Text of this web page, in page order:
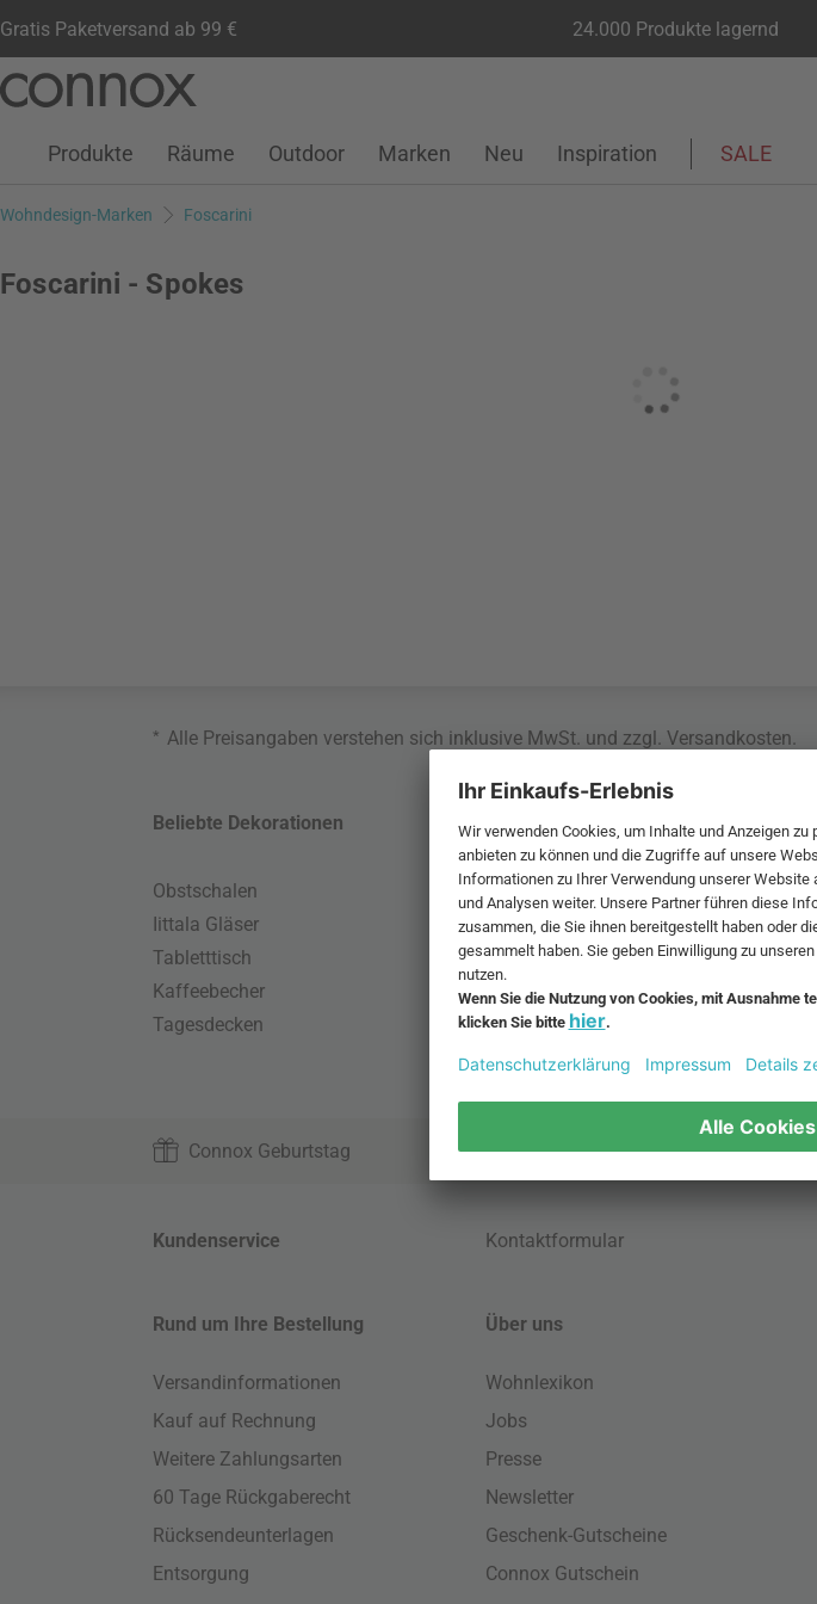
Gratis Paketversand ab 99 € 24.000 Produkte lagernd
Seiteninhalt
Suchfeld
Kundenkonto
Wunschliste
Warenkorb
Produkte Räume Outdoor Marken Neu Inspiration SALE
Wohndesign-Marken Foscarini
Foscarini - Spokes
* Alle Preisangaben verstehen sich inklusive MwSt. und zzgl.Versandkosten.
Beliebte Dekorationen
Obstschalen
Iittala Gläser
Tabletttisch
Kaffeebecher
Tagesdecken
Beliebte Möbel
Skandinavische Möbel
Gartenmöbel
Büromöbel
Schlafsofa
Wandregale
HAY Stuhl
Connox Geburtstag
Kundenservice Kontaktformular
Rund um Ihre Bestellung
Versandinformationen
Kauf auf Rechnung
Weitere Zahlungsarten
60 Tage Rückgaberecht
Rücksendeunterlagen
Entsorgung
Über uns
Wohnlexikon
Jobs
Presse
Newsletter
Geschenk-Gutscheine
Connox Gutschein